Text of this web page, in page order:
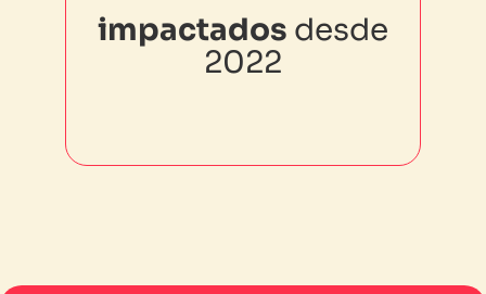
impactados desde
2022
impactados
desde 2022